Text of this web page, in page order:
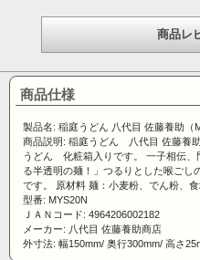
商品レ
商品仕様
製品名: 稲庭うどん 八代目 佐藤養助（
商品説明: 稲庭うどん 八代目 佐藤養
うどん 化粧箱入りです。 一子相伝、
る半透明の麺！」つるりとした喉ごし
です。 原材料 麺：小麦粉、でん粉、
型番: MYS20N
ＪＡＮコード: 4964206002182
メーカー: 八代目 佐藤養助商店
外寸法: 幅150mm/ 奥行300mm/ 高さ